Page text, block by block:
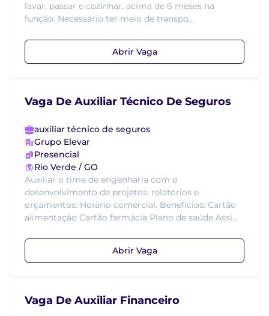
lavar, passar e cozinhar, acima de 6 meses na
função. Necessário ter meio de transpo...
Abrir Vaga
Vaga De Auxiliar Técnico De Seguros
auxiliar técnico de seguros
Grupo Elevar
Presencial
Rio Verde / GO
Auxiliar o time de engenharia com o
desenvolvimento de projetos, relatórios e
orçamentos. Horário comercial. Benefícios: Cartão
alimentação Cartão farmácia Plano de saúde Assi...
Abrir Vaga
Vaga De Auxiliar Financeiro